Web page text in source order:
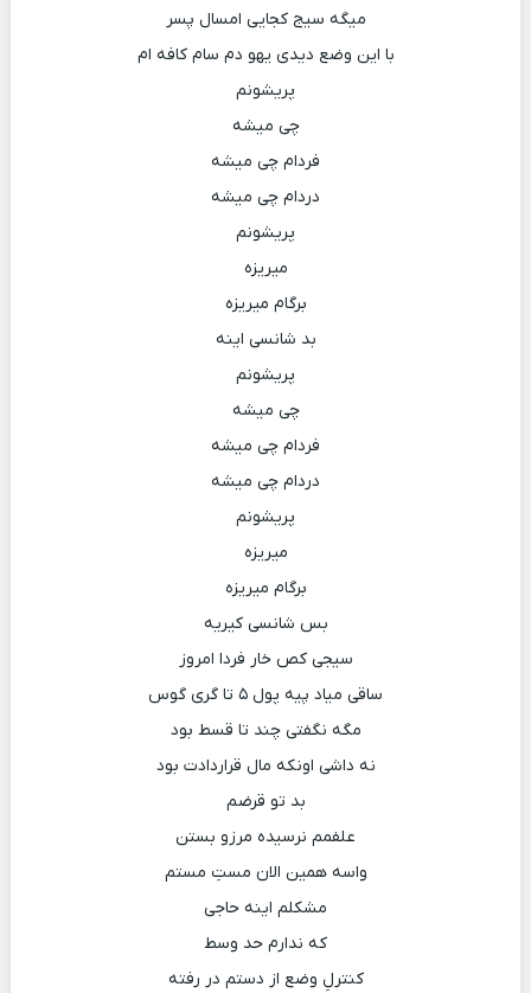
میگه سیج کجایی امسال پسر
با این وضع دیدی یهو دم سام کافه ام
پریشونم
چی میشه
فردام چی میشه
دردام چی میشه
پریشونم
میریزه
برگام میریزه
بد شانسی اینه
پریشونم
چی میشه
فردام چی میشه
دردام چی میشه
پریشونم
میریزه
برگام میریزه
بس شانسی کیریه
سیجی کص خار فردا امروز
ساقی میاد پیه پول ۵ تا گری گوس
مگه نگفتی چند تا قسط بود
نه داشی اونکه مال قراردادت بود
بد تو قرضم
علفمم نرسیده مرزو بستن
واسه همین الان مستِ مستم
مشکلم اینه حاجی
که ندارم حد وسط
کنترلِ وضع از دستم در رفته